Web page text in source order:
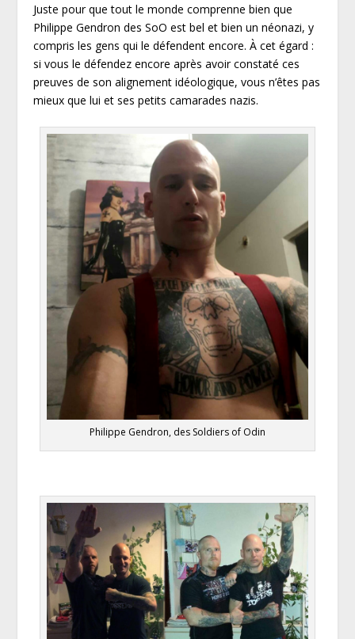
Juste pour que tout le monde comprenne bien que
Philippe Gendron des SoO est bel et bien un néonazi, y
compris les gens qui le défendent encore. À cet égard :
si vous le défendez encore après avoir constaté ces
preuves de son alignement idéologique, vous n’êtes pas
mieux que lui et ses petits camarades nazis.
Philippe Gendron, des Soldiers of Odin